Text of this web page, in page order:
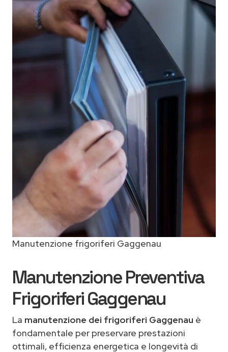
Manutenzione frigoriferi Gaggenau
Manutenzione Preventiva
Frigoriferi Gaggenau
La manutenzione dei frigoriferi Gaggenau è
fondamentale per preservare prestazioni
ottimali, efficienza energetica e longevità di